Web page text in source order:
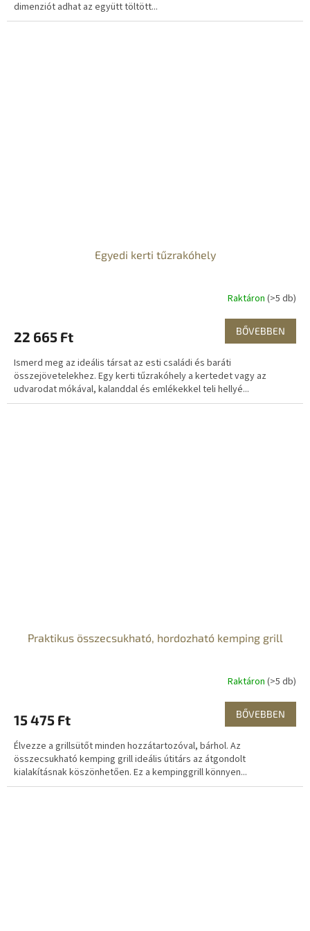
dimenziót adhat az együtt töltött...
Egyedi kerti tűzrakóhely
Raktáron (>5 db)
22 665 Ft BŐVEBBEN
Ismerd meg az ideális társat az esti családi és baráti
összejövetelekhez. Egy kerti tűzrakóhely a kertedet vagy az
udvarodat mókával, kalanddal és emlékekkel teli hellyé...
Praktikus összecsukható, hordozható kemping grill
Raktáron (>5 db)
15 475 Ft BŐVEBBEN
Élvezze a grillsütőt minden hozzátartozóval, bárhol. Az
összecsukható kemping grill ideális útitárs az átgondolt
kialakításnak köszönhetően. Ez a kempinggrill könnyen...